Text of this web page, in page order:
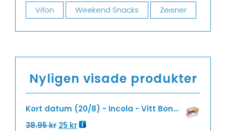
Vifon
Weekend Snacks Zeisner
Nyligen visade produkter
Kort datum (20/8) - Incola - Vitt Bondbröd 235g
38.95kr 25 kr